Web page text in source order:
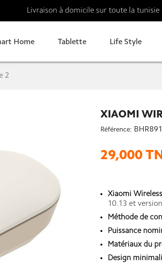
Livraison à domicile sur toute la tunisie
Home Tablette Life Style
2
XIAOMI
Référence:
29,000
Xiaomi
10.13 et
Méthode de
Puissance
Matériaux du
Design